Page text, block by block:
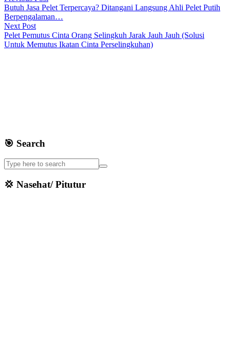
Butuh Jasa Pelet Terpercaya? Ditangani Langsung Ahli Pelet Putih
Berpengalaman…
Next Post
Pelet Pemutus Cinta Orang Selingkuh Jarak Jauh Jauh (Solusi
Untuk Memutus Ikatan Cinta Perselingkuhan)
🎯 Search
💢 Nasehat/ Pitutur